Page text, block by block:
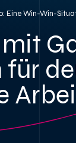
Eine Win-Win-